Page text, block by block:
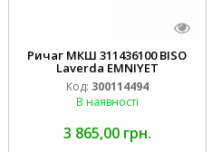
Ричаг МКШ 311436100 BISO
Laverda EMNIYET
Код: 300114494
В наявності
3 865,00 грн.